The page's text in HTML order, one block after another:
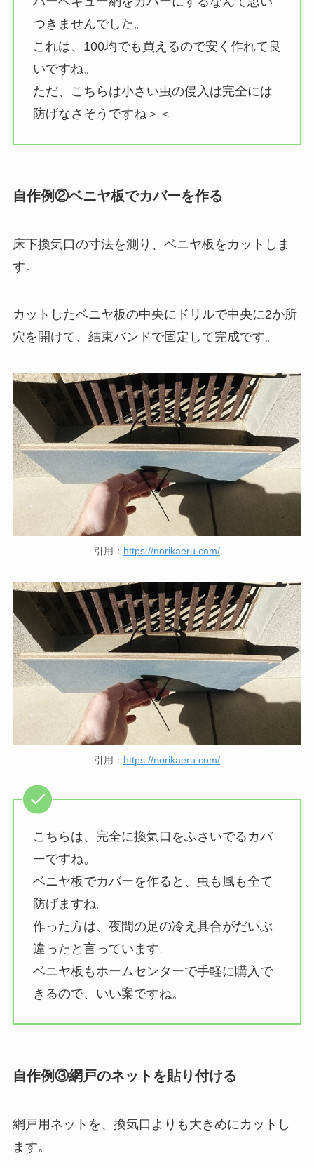
つきませんでした。
これは、100均でも買えるので安く作れて良
いですね。
ただ、こちらは小さい虫の侵入は完全には
防げなさそうですね＞＜
自作例②ベニヤ板でカバーを作る
床下換気口の寸法を測り、ベニヤ板をカットしま
す。
カットしたベニヤ板の中央にドリルで中央に2か所
穴を開けて、結束バンドで固定して完成です。
引用： https://norikaeru.com/
引用： https://norikaeru.com/
こちらは、完全に換気口をふさいでるカバ
ーですね。
ベニヤ板でカバーを作ると、虫も風も全て
防げますね。
作った方は、夜間の足の冷え具合がだいぶ
違ったと言っています。
ベニヤ板もホームセンターで手軽に購入で
きるので、いい案ですね。
自作例③網戸のネットを貼り付ける
網戸用ネットを、換気口よりも大きめにカットし
ます。